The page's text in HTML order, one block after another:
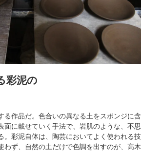
彩泥の
る作品だ。色合いの異なる土をスポンジに含
面に載せていく手法で、岩肌のような、不思
。彩泥自体は、陶芸においてよく使われる技
わず、自然の土だけで色調を出すのが、高木